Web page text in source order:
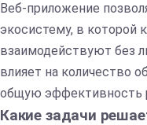
Веб-приложение
экосистему, в которой
взаимодействуют без
влияет на количество
общую эффективность
Какие задачи